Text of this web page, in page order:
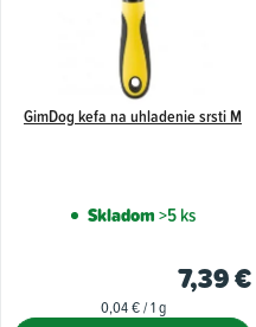
GimDog kefa na uhladenie srsti M
Skladom>5 ks
7,39 €
Jednotková
0,04 € / 1 g